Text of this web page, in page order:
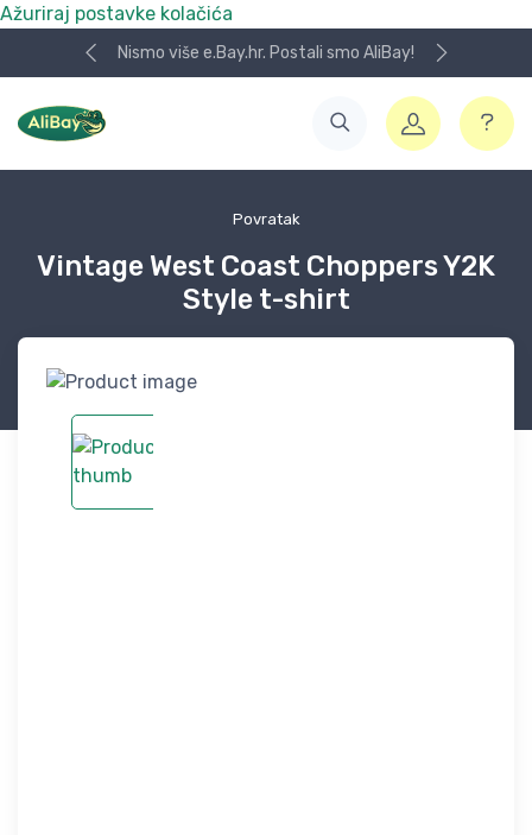
Ažuriraj postavke kolačića
Nismo više e.Bay.hr. Postali smo AliBay!
Povratak
Vintage West Coast Choppers Y2K
Style t-shirt